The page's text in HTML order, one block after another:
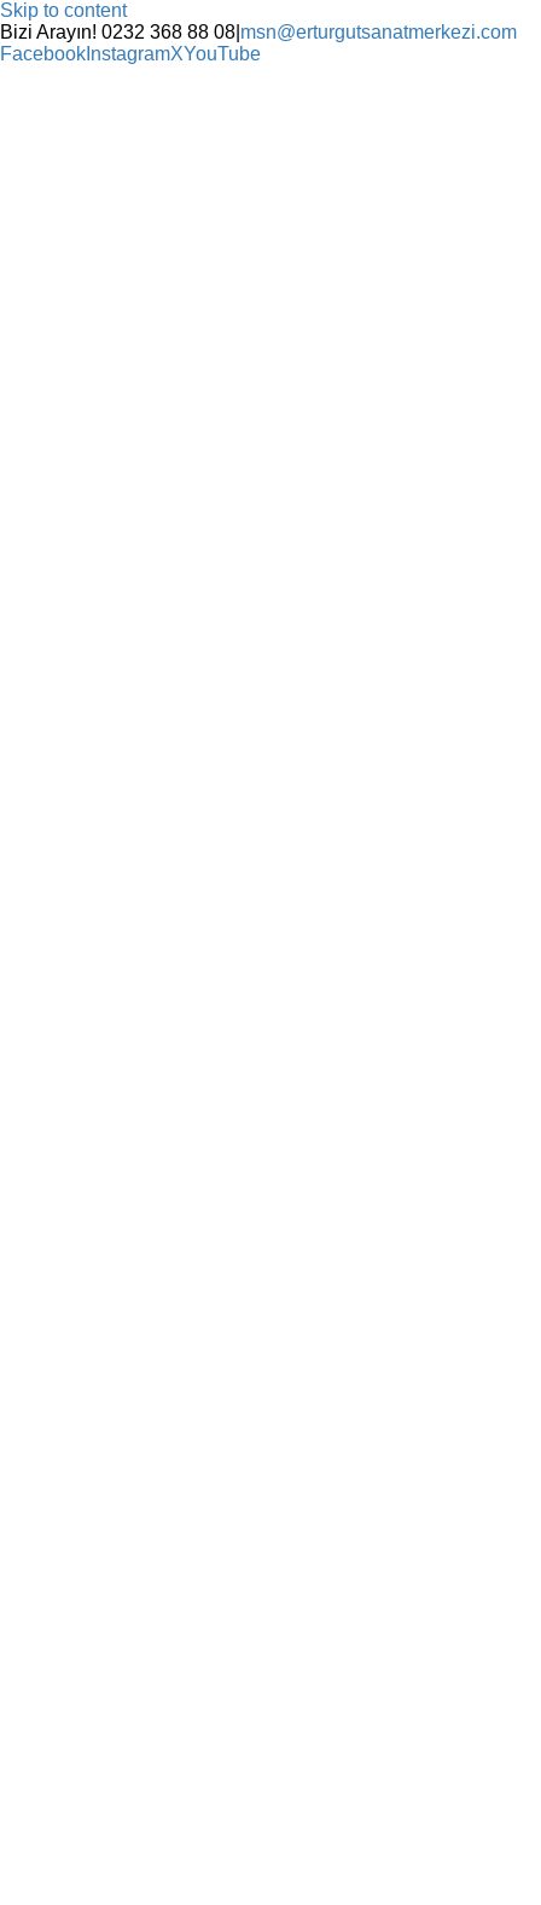
Skip to content
Bizi Arayın! 0232 368 88 08 msn@erturgutsanatmerkezi.com
Facebook InstagramXYouTube